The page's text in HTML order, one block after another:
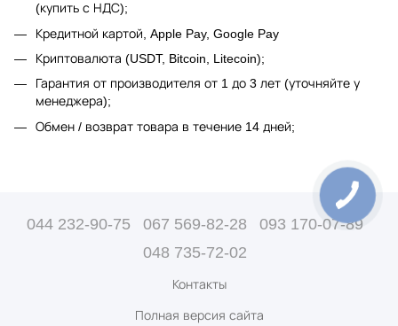
(купить с НДС);
Кредитной картой, Apple Pay, Google Pay
Криптовалюта (USDT, Bitcoin, Litecoin);
Гарантия от производителя от 1 до 3 лет (уточняйте у
менеджера);
Обмен / возврат товара в течение 14 дней;
044 232-90-75 067 569-82-28
093 170-07-89
048 735-72-02
Контакты
Полная версия сайта